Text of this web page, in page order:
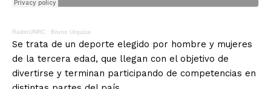
RadioUNRC · Bruno Urquiza
Se trata de un deporte elegido por hombre y mujeres
de la tercera edad, que llegan con el objetivo de
divertirse y terminan participando de competencias en